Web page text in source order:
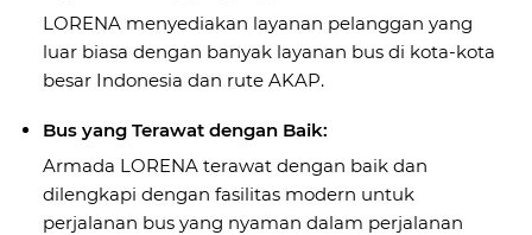
LORENA menyediakan layanan pelanggan yang
luar biasa dengan banyak layanan bus di kota-kota
besar Indonesia dan rute AKAP.
Bus yang Terawat dengan Baik:
Armada LORENA terawat dengan baik dan
dilengkapi dengan fasilitas modern untuk
perjalanan bus yang nyaman dalam perjalanan